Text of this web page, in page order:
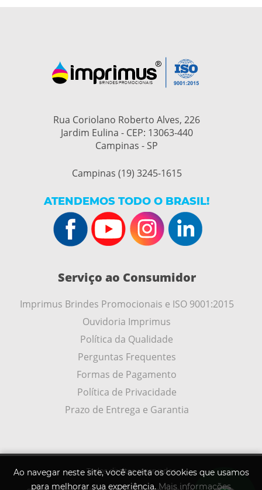
Ao navegar neste site, você aceita os cookies que usamos
para melhorar sua experiência.Mais informações
Rua Coriolano Roberto Alves, 226
Jardim Eulina - CEP: 13063-440
Campinas - SP
Campinas (19) 3245-1615
ATENDEMOS TODO O BRASIL!
Serviço ao Consumidor
Imprimus Brindes Promocionais e ISO 9001:2015
Ouvidoria Imprimus
Política da Qualidade
Perguntas Frequentes
Formas de Pagamento
Política de Privacidade
Prazo de Entrega e Garantia
Todos direitos reservados